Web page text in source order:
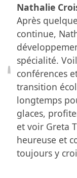
Nathalie
Après
continue,
spécialité.
conférences
transition
longtemps
glaces,
et voir Greta
heureuse et
toujours y